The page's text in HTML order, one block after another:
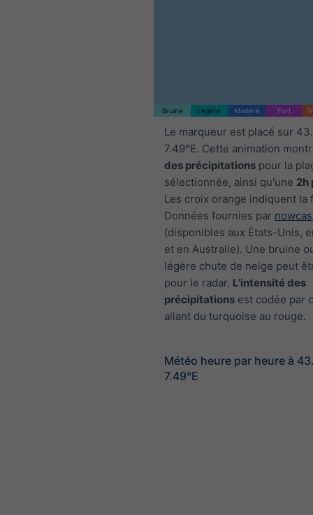
Bruine Légère Modéré Fort
Le marqueur est placé sur
7.49°E. Cette animation
des précipitations pour la
sélectionnée, ainsi qu'une 2h
Les croix orange indiquent la
Données fournies par
(disponibles aux États-Unis,
et en Australie). Une bruine
légère chute de neige peut
pour le radar. L'intensité des
précipitations est codée par
allant du turquoise au rouge.
Météo heure par heure à
7.49°E